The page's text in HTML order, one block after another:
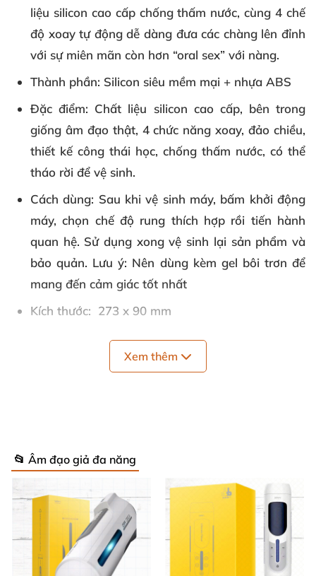
liệu silicon cao cấp chống thấm nước, cùng 4 chế
độ xoay tự động dễ dàng đưa các chàng lên đỉnh
với sự miên mãn còn hơn “oral sex” với nàng.
Thành phần: Silicon siêu mềm mại + nhựa ABS
Đặc điểm: Chất liệu silicon cao cấp, bên trong
giống âm đạo thật, 4 chức năng xoay, đảo chiều,
thiết kế công thái học, chống thấm nước, có thể
tháo rời để vệ sinh.
Cách dùng: Sau khi vệ sinh máy, bấm khởi động
máy, chọn chế độ rung thích hợp rồi tiến hành
quan hệ. Sử dụng xong vệ sinh lại sản phẩm và
bảo quản. Lưu ý: Nên dùng kèm gel bôi trơn để
mang đến cảm giác tốt nhất
Kích thước: 273 x 90 mm
: Hộp 1 cái
: Sạc điện
Xem thêm
📂 Âm đạo giả đa năng